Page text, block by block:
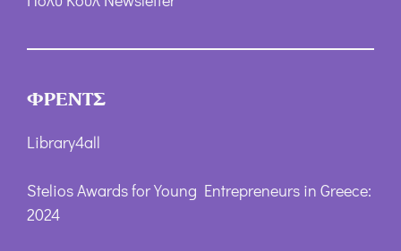
ΦΡΕΝΤΣ
Library4all
Stelios Awards for Young Entrepreneurs in Greece:
2024